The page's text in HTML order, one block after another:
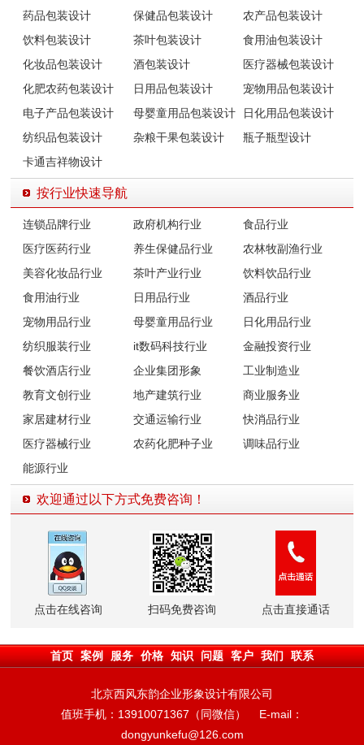
药品包装设计
保健品包装设计
农产品包装设计
饮料包装设计
茶叶包装设计
食用油包装设计
化妆品包装设计
酒包装设计
医疗器械包装设计
化肥农药包装设计
日用品包装设计
宠物用品包装设计
电子产品包装设计
母婴童用品包装设计
日化用品包装设计
纺织品包装设计
杂粮干果包装设计
瓶子瓶型设计
卡通吉祥物设计
按行业快速导航
连锁品牌行业 政府机构行业
食品行业
医疗医药行业
养生保健品行业
农林牧副渔行业
美容化妆品行业
茶叶产业行业
饮料饮品行业
食用油行业
日用品行业
酒品行业
宠物用品行业
母婴童用品行业
日化用品行业
纺织服装行业
it数码科技行业
金融投资行业
餐饮酒店行业
企业集团形象
工业制造业
教育文创行业
地产建筑行业
商业服务业
家居建材行业
交通运输行业
快消品行业
医疗器械行业
农药化肥种子业
调味品行业
能源行业
欢迎通过以下方式免费咨询！
点击在线咨询 扫码免费咨询 点击直接通话
首页 案例 服务 价格 知识 问题 客户 我们 联系
北京西风东韵企业形象设计有限公司
值班手机：13910071367（同微信） E-mail：
dongyunkefu@126.com